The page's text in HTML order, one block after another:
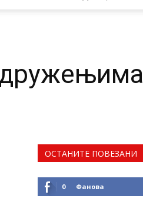
ОСТАНИТЕ ПОВЕЗАНИ
0 Фанова